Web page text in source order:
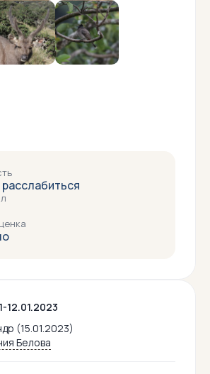
12.01.2023
(15.01.2023)
Белова